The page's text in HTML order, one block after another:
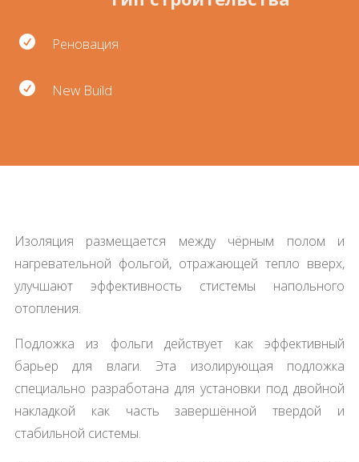
 Реновация
 New Build
Изоляция размещается между чёрным полом и
нагревательной фольгой, отражающей тепло вверх,
улучшают эффективность стистемы напольного
отопления.
Подложка из фольги действует как эффективный
барьер для влаги. Эта изолирующая подложка
специально разработана для установки под двойной
накладкой как часть завершённой твердой и
стабильной системы.